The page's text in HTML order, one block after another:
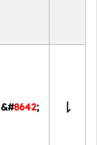
⇂
&#8642;